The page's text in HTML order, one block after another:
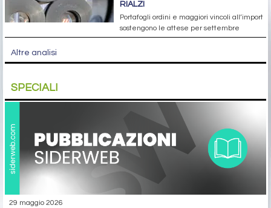
RIALZI
Portafogli ordini e maggiori vincoli all’import
sostengono le attese per settembre
Altre analisi
SPECIALI
29 maggio 2026